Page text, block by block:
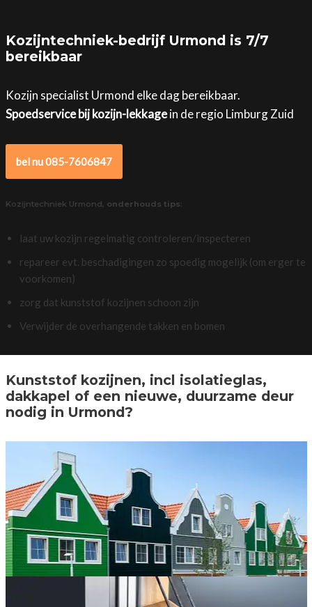
Kozijntechniek-bedrijf Urmond is 7/7
bereikbaar
Kozijn specialist Urmond elke dag bereikbaar.
Spoedservice bij kozijn-lekkagein de regio Limburg Zuid
bel nu 085-7606847
Kozijntechniek Urmond, onderhouds tips:
laat uw kozijn regelmatig controleren/inspecteren
repareer evt. beschadigingen zo spoedig mogelijk (om erger te
voorkomen)
zorg dat kunststof kozijnen schoon zijn
Verwijder de overhangende takken en bomen
Kunststof kozijnen, incl isolatieglas,
dakkapel of een nieuwe, duurzame deur
nodig in Urmond?